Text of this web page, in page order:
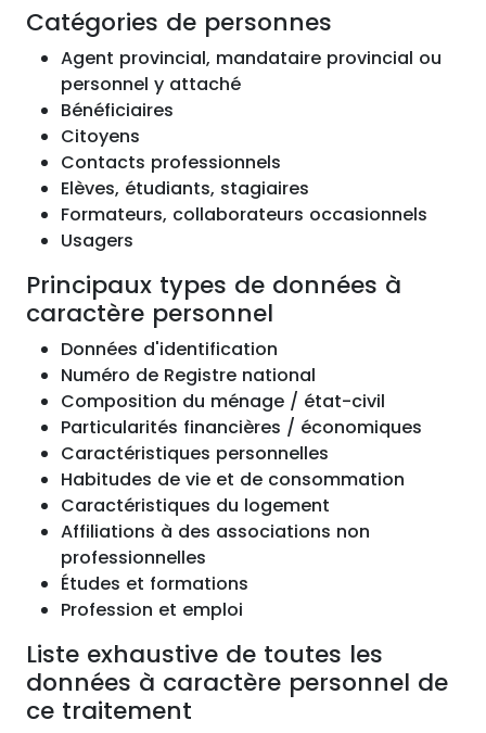
Catégories de personnes
Agent provincial, mandataire provincial ou
personnel y attaché
Bénéficiaires
Citoyens
Contacts professionnels
Elèves, étudiants, stagiaires
Formateurs, collaborateurs occasionnels
Usagers
Principaux types de données à
caractère personnel
Données d'identification
Numéro de Registre national
Composition du ménage / état-civil
Particularités financières / économiques
Caractéristiques personnelles
Habitudes de vie et de consommation
Caractéristiques du logement
Affiliations à des associations non
professionnelles
Études et formations
Profession et emploi
Liste exhaustive de toutes les
données à caractère personnel de
ce traitement